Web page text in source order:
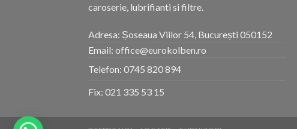
caroserie, lubrifianti si filtre.
Adresa: Șoseaua Viilor 54, București 050152
Email: office@eurokolben.ro
Telefon: 0745 820 894
Fix: 021 335 53 15